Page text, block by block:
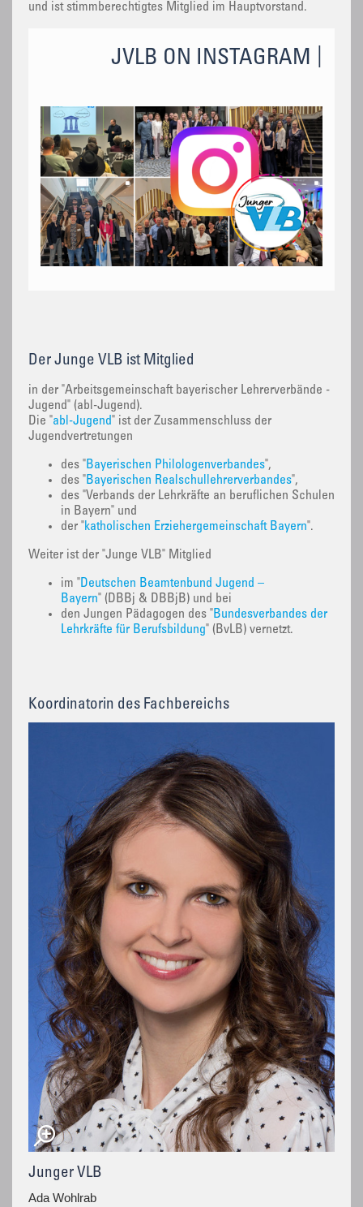
und ist stimmberechtigtes Mitglied im Hauptvorstand.
JVLB ON INSTAGRAM
Der Junge VLB ist Mitglied
in der "Arbeitsgemeinschaft bayerischer Lehrerverbände -
Jugend" (abl-Jugend).
Die "abl-Jugend" ist der Zusammenschluss der
Jugendvertretungen
des "Bayerischen Philologenverbandes",
des "Bayerischen Realschullehrerverbandes",
des "Verbands der Lehrkräfte an beruflichen Schulen
in Bayern" und
der "katholischen Erziehergemeinschaft Bayern".
Weiter ist der "Junge VLB" Mitglied
im "Deutschen Beamtenbund Jugend –
Bayern" (DBBj & DBBjB) und bei
den Jungen Pädagogen des "Bundesverbandes der
Lehrkräfte für Berufsbildung" (BvLB) vernetzt.
Koordinatorin des Fachbereichs
Junger VLB
Ada Wohlrab